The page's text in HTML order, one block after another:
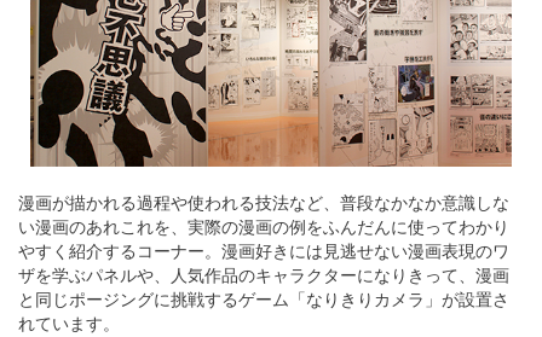
漫画が描かれる過程や使われる技法など、普段なかなか意識しな
い漫画のあれこれを、実際の漫画の例をふんだんに使ってわかり
やすく紹介するコーナー。漫画好きには見逃せない漫画表現のワ
ザを学ぶパネルや、人気作品のキャラクターになりきって、漫画
と同じポージングに挑戦するゲーム「なりきりカメラ」が設置さ
れています。